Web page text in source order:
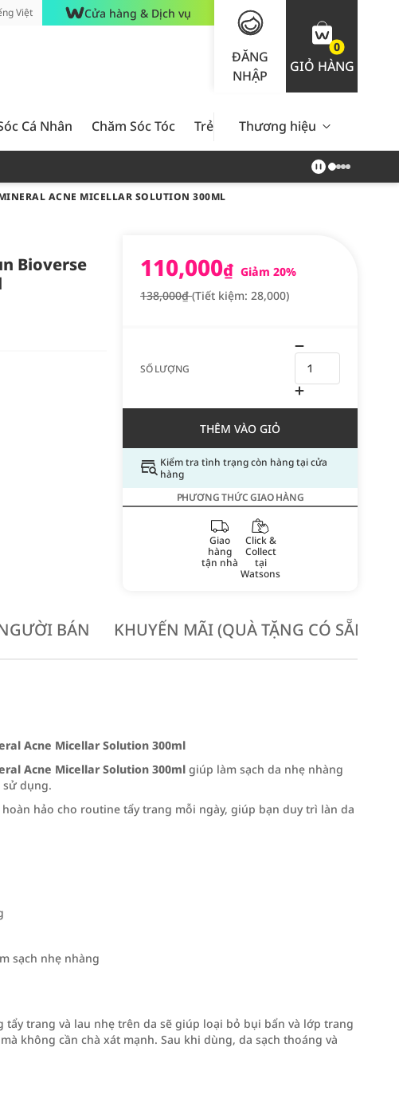
Việt Cửa hàng & Dịch vụ
ĐĂNG
NHẬP
0
GIỎ HÀNG
Cá Nhân Chăm Sóc Tóc Trẻ Em Nam Giới Chăm Sóc
Thương hiệu
ACNE MICELLAR SOLUTION 300ML
Bioverse
110,000₫ Giảm 20%
138,000₫(Tiết kiệm: 28,000)
SỐ LƯỢNG
THÊM VÀO GIỎ
Kiểm tra tình trạng còn hàng tại cửa
hàng
PHƯƠNG THỨC GIAO HÀNG
Giao
hàng
tận nhà
Click &
Collect
tại
Watsons
BÁN KHUYẾN MÃI (QUÀ TẶNG CÓ SẴN
Acne Micellar Solution 300ml
Acne Micellar Solution 300ml giúp làm sạch da nhẹ nhàng
sử dụng.
hảo cho routine tẩy trang mỗi ngày, giúp bạn duy trì làn da
sạch nhẹ nhàng
trang và lau nhẹ trên da sẽ giúp loại bỏ bụi bẩn và lớp trang
không cần chà xát mạnh. Sau khi dùng, da sạch thoáng và